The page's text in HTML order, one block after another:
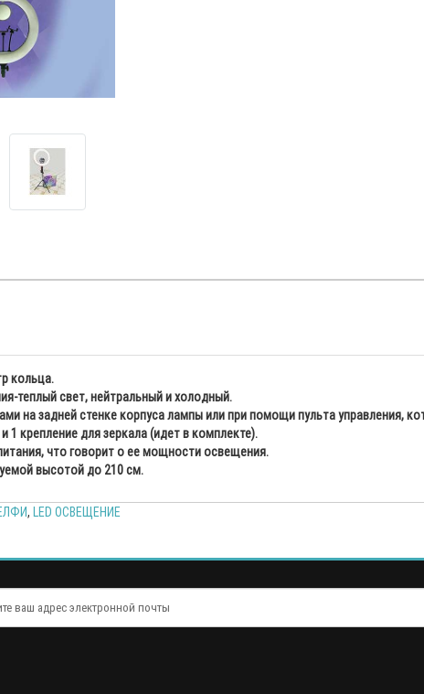
кольца.
теплый свет, нейтральный и холодный.
на задней стенке корпуса лампы или при помощи пульта управления,
крепление для зеркала (идет в комплекте).
что говорит о ее мощности освещения.
высотой до 210 см.
, LED ОСВЕЩЕНИЕ